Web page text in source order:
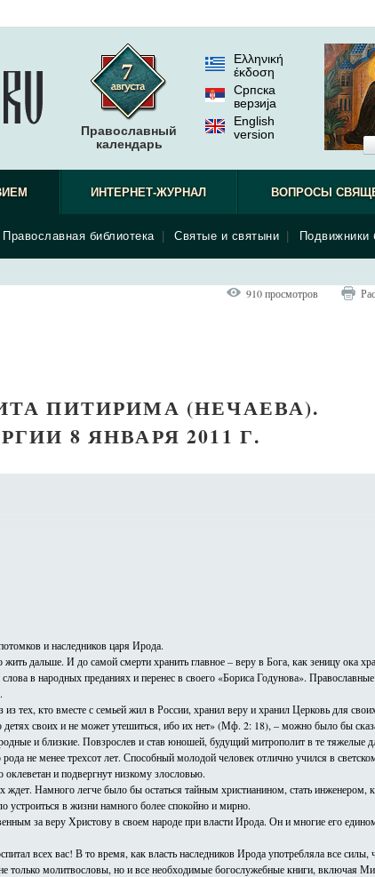
Православный
календарь
Ελληνική
έκδοση
Српска
верзиjа
English
version
Православная библиотека Святые и святыни Подвижники
ИНТЕРНЕТ-ЖУРНАЛ ВОПРОСЫ
910 просмотров
ПИТИРИМА (НЕЧАЕВА).
8 ЯНВАРЯ 2011 Г.
и наследников царя Ирода.
дальше. И до самой смерти хранить главное – веру в Бога, как зеницу ока
в народных преданиях и перенес в своего «Бориса Годунова».
кто вместе с семьей жил в России, хранил веру и хранил Церковь для
своих и не может утешиться, ибо их нет» (Мф. 2: 18), – можно было бы
и близкие. Повзрослев и став юношей, будущий митрополит в те тяжелые
не менее трехсот лет. Способный молодой человек отлично учился в
и подвергнут низкому злословью.
Намного легче было бы остаться тайным христианином, стать инженером,
устроиться в жизни намного более спокойно и мирно.
за веру Христову в своем народе при власти Ирода. Он и многие его
всех вас! В то время, как власть наследников Ирода употребляла все
только молитвословы, но и все необходимые богослужебные книги, включая